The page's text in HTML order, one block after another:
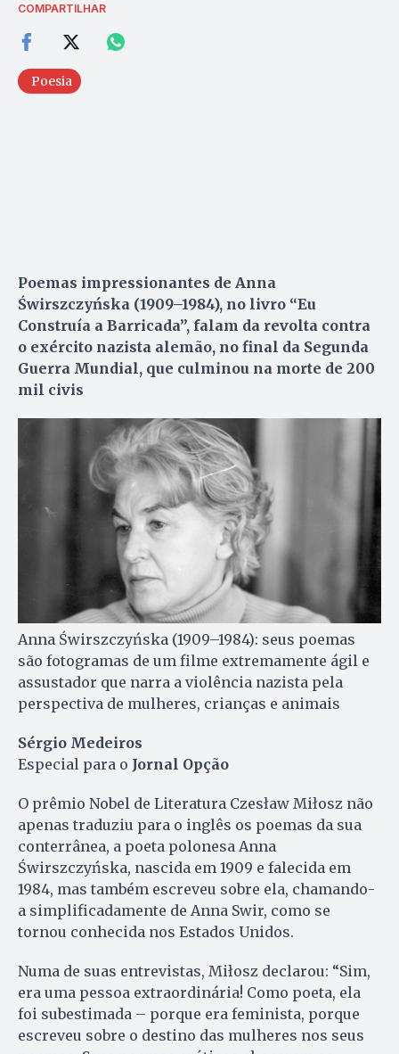
COMPARTILHAR
Poesia
Poemas impressionantes de Anna
Świrszczyńska (1909–1984), no livro “Eu
Construía a Barricada”, falam da revolta contra
o exército nazista alemão, no final da Segunda
Guerra Mundial, que culminou na morte de 200
mil civis
Anna Świrszczyńska (1909–1984): seus poemas
são fotogramas de um filme extremamente ágil e
assustador que narra a violência nazista pela
perspectiva de mulheres, crianças e animais
Sérgio Medeiros
Especial para o Jornal Opção
O prêmio Nobel de Li­te­ratura Czesław Miłosz não
apenas traduziu para o inglês os poemas da sua
conterrânea, a poeta polonesa Anna
Świrszczyńska, nascida em 1909 e falecida em
1984, mas também escreveu sobre ela, chamando-
a simplificadamente de Anna Swir, como se
tornou conhecida nos Estados Unidos.
Numa de suas entrevistas, Miłosz declarou: “Sim,
era uma pessoa extraordinária! Como poeta, ela
foi subestimada – porque era feminista, porque
escreveu sobre o destino das mulheres nos seus